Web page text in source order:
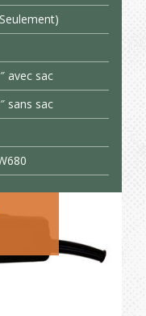
avec sac
sans sac